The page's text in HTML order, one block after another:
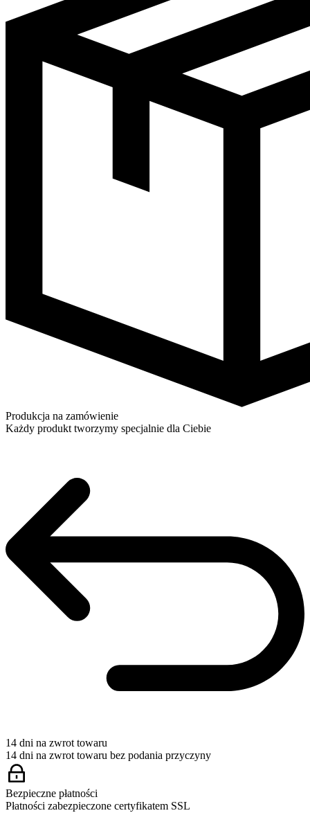
Produkcja na zamówienie
Każdy produkt tworzymy specjalnie dla Ciebie
14 dni na zwrot towaru
14 dni na zwrot towaru bez podania przyczyny
Bezpieczne płatności
Płatności zabezpieczone certyfikatem SSL